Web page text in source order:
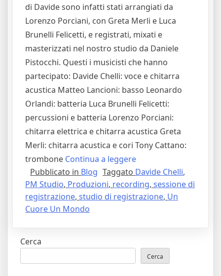
di Davide sono infatti stati arrangiati da
Lorenzo Porciani, con Greta Merli e Luca
Brunelli Felicetti, e registrati, mixati e
masterizzati nel nostro studio da Daniele
Pistocchi. Questi i musicisti che hanno
partecipato: Davide Chelli: voce e chitarra
acustica Matteo Lancioni: basso Leonardo
Orlandi: batteria Luca Brunelli Felicetti:
percussioni e batteria Lorenzo Porciani:
chitarra elettrica e chitarra acustica Greta
Merli: chitarra acustica e cori Tony Cattano:
trombone Continua a leggere"È
Uscito
PerDono
di
Nuova
Pubblicato in Blog Taggato Davide Chelli,
PM Studio, Produzioni, recording, sessione di
registrazione, studio di registrazione, Un
Cuore Un Mondo
Cerca
Cerca